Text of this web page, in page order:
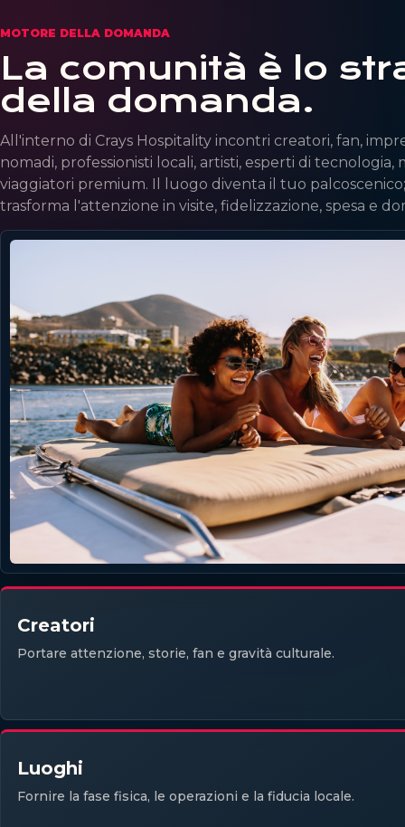
MOTORE DELLA DOMANDA
La comunità è lo
della domanda.
All'interno di Crays Hospitality incontri creatori, fan,
nomadi, professionisti locali, artisti, esperti di tecnologia,
viaggiatori premium. Il luogo diventa il tuo
trasforma l'attenzione in visite, fidelizzazione, spesa e
Creatori
Portare attenzione, storie, fan e gravità culturale.
Luoghi
Fornire la fase fisica, le operazioni e la fiducia locale.